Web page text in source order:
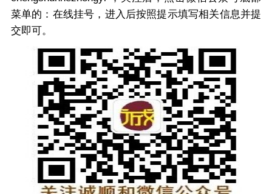
菜单的：在线挂号，进入后按照提示填写相关信息并提
交即可。